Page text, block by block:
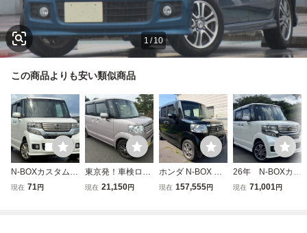
1 /10
この商品よりも安い類似商品
N-BOXカスタム[
車検2年付/ G SS
現在 71円
東京発！車検ロン
グ！即決24万円★
現在 21,150円
ホンダ N-BOX G
ターボSSパッケー
現在 157,555円
26年 N-BOXカス
タム G・Aパッ
現在 71,001円